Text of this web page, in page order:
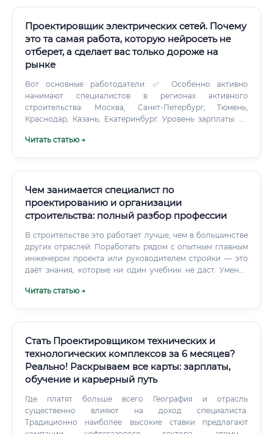
Проектировщик электрических сетей. Почему
это та самая работа, которую нейросеть не
отберет, а сделает вас только дороже на
рынке
Вот основные работодатели: ✅ Особенно активно
нанимают специалистов в регионах активного
строительства: Москва, Санкт-Петербург, Тюмень,
Краснодар, Казань, Екатеринбург. Уровень зарплаты: от
без исключения.
Читать статью →
Чем занимается специалист по
проектированию и организации
строительства: полный разбор профессии
В строительстве это работает лучше, чем в большинстве
других отраслей. Поработать рядом с опытным главным
инженером проекта или руководителем стройки — это
даёт знания, которые ни один учебник не даст. Умение
навык, который стоит развивать с первого дня карьеры.
Читать статью →
Стать Проектировщиком технических и
технологических комплексов за 6 месяцев?
Реально! Раскрываем все карты: зарплаты,
обучение и карьерный путь
Где платят больше всего География и отрасль
существенно влияют на доход специалиста.
Традиционно наиболее высокие ставки предлагают